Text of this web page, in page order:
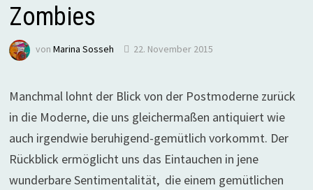
Zombies
von Marina Sosseh 22. November 2015
Manchmal lohnt der Blick von der Postmoderne zurück
in die Moderne, die uns gleichermaßen antiquiert wie
auch irgendwie beruhigend-gemütlich vorkommt. Der
Rückblick ermöglicht uns das Eintauchen in jene
wunderbare Sentimentalität, die einem gemütlichen